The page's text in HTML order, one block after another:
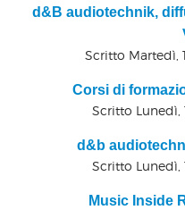
d&B audiotechnik,
Scritto Martedì,
Corsi di
Scritto Lunedì,
d&b
Scritto Lunedì,
Music Inside